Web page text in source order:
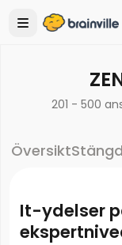
201 - 500
Översikt
It-ydelser